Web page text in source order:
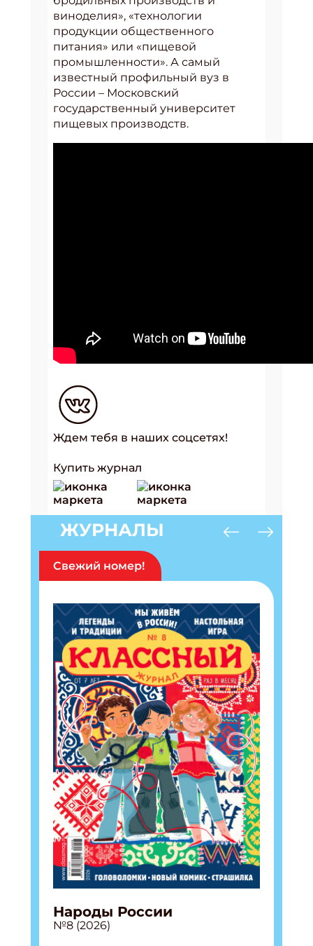
виноделия», «технологии
продукции общественного
питания» или «пищевой
промышленности». А самый
известный профильный вуз в
России – Московский
государственный университет
пищевых производств.
Ждем тебя в наших соцсетях!
Купить журнал
ЖУРНАЛЫ
Свежий номер!
Народы России
№8 (2026)